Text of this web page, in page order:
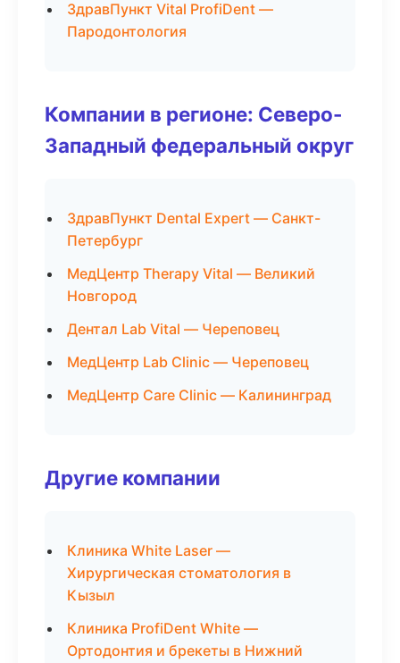
ЗдравПункт Vital ProfiDent —
Пародонтология
Компании в регионе: Северо-
Западный федеральный округ
ЗдравПункт Dental Expert — Санкт-
Петербург
МедЦентр Therapy Vital — Великий
Новгород
Дентал Lab Vital — Череповец
МедЦентр Lab Clinic — Череповец
МедЦентр Care Clinic — Калининград
Другие компании
Клиника White Laser —
Хирургическая стоматология в
Кызыл
Клиника ProfiDent White —
Ортодонтия и брекеты в Нижний